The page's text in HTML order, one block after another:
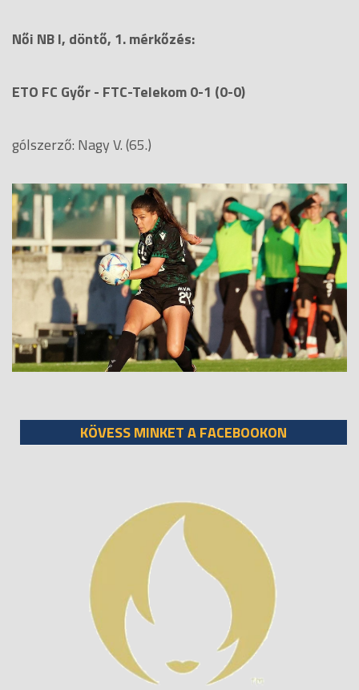
Női NB I, döntő, 1. mérkőzés:
ETO FC Győr - FTC-Telekom 0-1 (0-0)
gólszerző: Nagy V. (65.)
KÖVESS MINKET A FACEBOOKON